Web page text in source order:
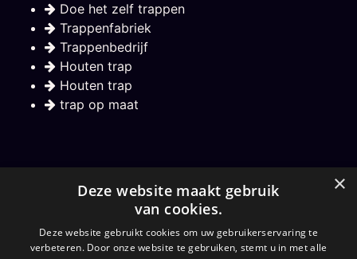
Doe het zelf trappen
Trappenfabriek
Trappenbedrijf
Houten trap
Houten trap
trap op maat
Hou mij op de hoogte over nieuwe trappen
×
Deze website maakt gebruik
van cookies.
Deze website gebruikt cookies om uw gebruikerservaring te
verbeteren. Door onze website te gebruiken, stemt u in met alle